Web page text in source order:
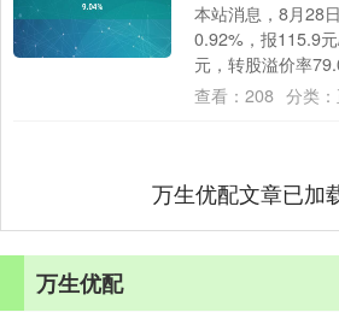
本站消息，8月28
0.92%，报115.9
元，转股溢价率
债信用级别为“AA-
查看： 208 分类：
万生优配文章已加
万生优配